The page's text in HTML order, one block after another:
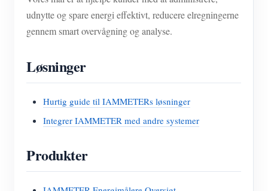
udnytte og spare energi effektivt, reducere elregningerne
gennem smart overvågning og analyse.
Løsninger
Hurtig guide til IAMMETERs løsninger
Integrer IAMMETER med andre systemer
Produkter